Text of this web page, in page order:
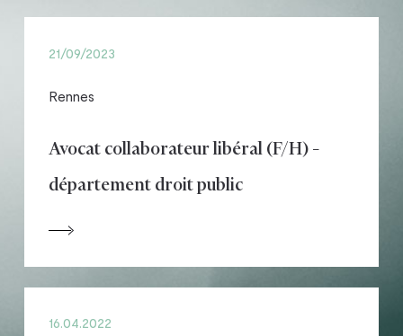
21/09/2023
Rennes
Avocat collaborateur libéral (F/H) –
département droit public
16.04.2022